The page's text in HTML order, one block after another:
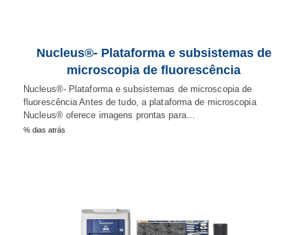
Nucleus®- Plataforma e subsistemas de
microscopia de fluorescência
Nucleus®- Plataforma e subsistemas de microscopia de
fluorescência Antes de tudo, a plataforma de microscopia
Nucleus® oferece imagens prontas para…
% dias atrás